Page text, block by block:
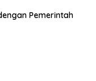
Pemerintah